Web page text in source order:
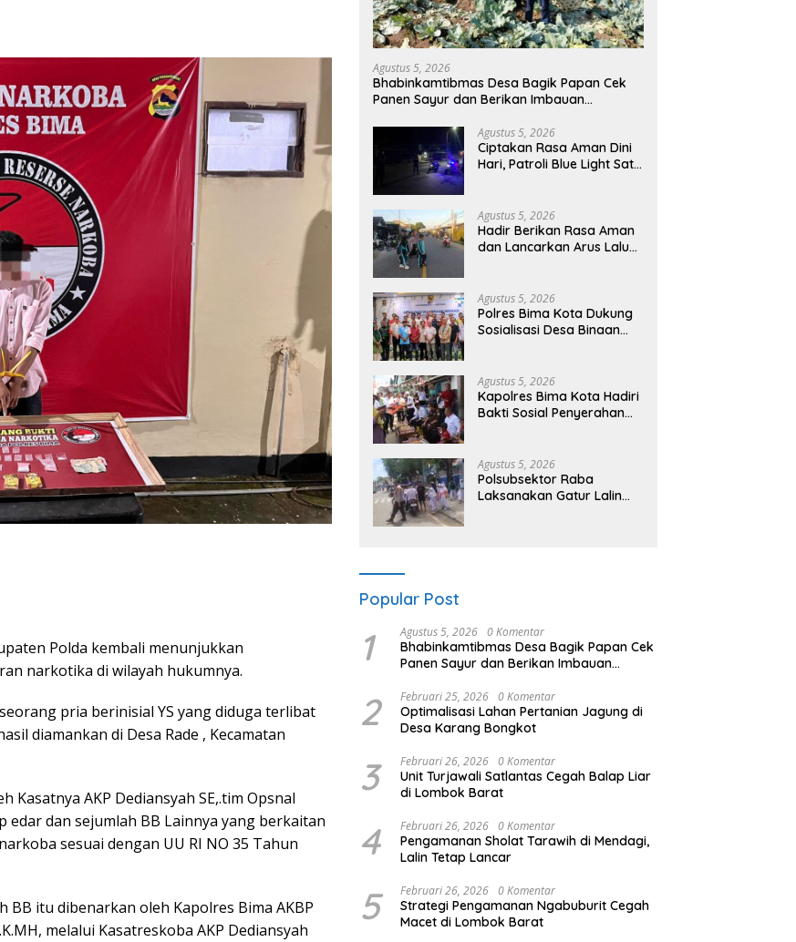
Polda kembali menunjukkan
narkotika di wilayah hukumnya.
pria berinisial YS yang diduga terlibat
diamankan di Desa Rade , Kecamatan
AKP Dediansyah SE,.tim Opsnal
edar dan sejumlah BB Lainnya yang berkaitan
sesuai dengan UU RI NO 35 Tahun
itu dibenarkan oleh Kapolres Bima AKBP
melalui Kasatreskoba AKP Dediansyah
Agustus 5, 2026
Bhabinkamtibmas Desa Bagik Papan Cek
Panen Sayur dan Berikan Imbauan
Agustus 5, 2026
Ciptakan Rasa Aman Dini
Hari, Patroli Blue Light Sat
Antisipasi 3C
Agustus 5, 2026
Hadir Berikan Rasa Aman
dan Lancarkan Arus Lalu
Perenang
Agustus 5, 2026
Polres Bima Kota Dukung
Sosialisasi Desa Binaan
Agustus 5, 2026
Kapolres Bima Kota Hadiri
Bakti Sosial Penyerahan
Perahu di Teluk Bima
Agustus 5, 2026
Polsubsektor Raba
Laksanakan Gatur Lalin
Popular Post
1 Agustus 5, 2026 0 Komentar
Bhabinkamtibmas Desa Bagik Papan Cek
Panen Sayur dan Berikan Imbauan
2 Februari 25, 2026 0 Komentar
Optimalisasi Lahan Pertanian Jagung di
Desa Karang Bongkot
3 Februari 26, 2026 0 Komentar
Unit Turjawali Satlantas Cegah Balap Liar
di Lombok Barat
4 Februari 26, 2026 0 Komentar
Pengamanan Sholat Tarawih di Mendagi,
Lalin Tetap Lancar
5 Februari 26, 2026 0 Komentar
Strategi Pengamanan Ngabuburit Cegah
Macet di Lombok Barat